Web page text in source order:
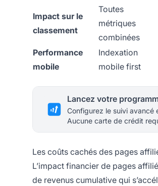
Impact sur le
classement
Toutes
métriques
combinées
Performance
mobile
Indexation
mobile first
Configurez le suivi avancé
Aucune carte de crédit
Les coûts cachés des pages
L’impact financier de pages
de revenus cumulative qui